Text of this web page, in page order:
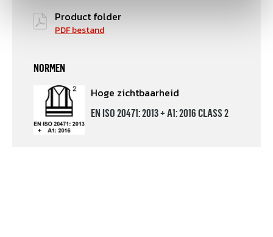
Product folder
PDF bestand
NORMEN
Hoge zichtbaarheid
EN ISO 20471: 2013 + A1: 2016 CLASS 2